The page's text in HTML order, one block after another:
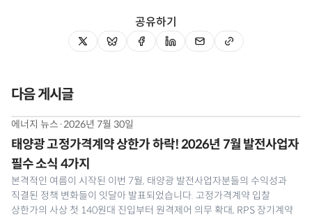
공유하기
다음 게시글
에너지 뉴스 ·2026년 7월 30일
태양광 고정가격계약 상한가 하락! 2026년 7월 발전사업자
필수 소식 4가지
본격적인 여름이 시작된 이번 7월, 태양광 발전사업자분들의 수익성과
직결된 정책 변화들이 잇달아 발표되었습니다. 고정가격계약 입찰
상한가의 사상 첫 140원대 진입부터 원격제어 의무 확대, RPS 장기계약